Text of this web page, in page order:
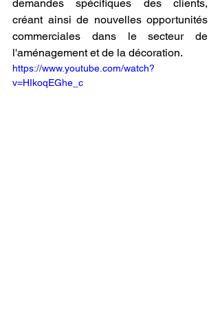
demandes spécifiques des clients,
créant ainsi de nouvelles opportunités
commerciales dans le secteur de
l'aménagement et de la décoration.
https://www.youtube.com/watch?
v=HIkoqEGhe_c